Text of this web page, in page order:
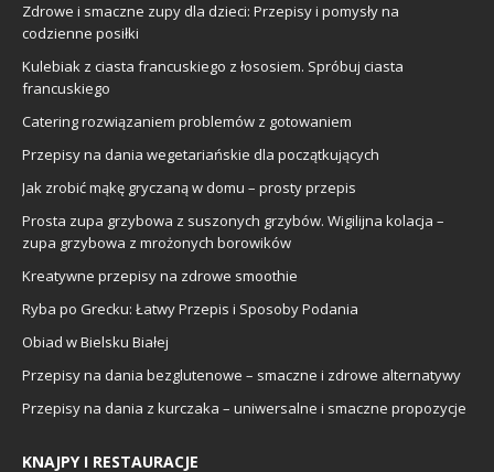
Zdrowe i smaczne zupy dla dzieci: Przepisy i pomysły na
codzienne posiłki
Kulebiak z ciasta francuskiego z łososiem. Spróbuj ciasta
francuskiego
Catering rozwiązaniem problemów z gotowaniem
Przepisy na dania wegetariańskie dla początkujących
Jak zrobić mąkę gryczaną w domu – prosty przepis
Prosta zupa grzybowa z suszonych grzybów. Wigilijna kolacja –
zupa grzybowa z mrożonych borowików
Kreatywne przepisy na zdrowe smoothie
Ryba po Grecku: Łatwy Przepis i Sposoby Podania
Obiad w Bielsku Białej
Przepisy na dania bezglutenowe – smaczne i zdrowe alternatywy
Przepisy na dania z kurczaka – uniwersalne i smaczne propozycje
KNAJPY I RESTAURACJE